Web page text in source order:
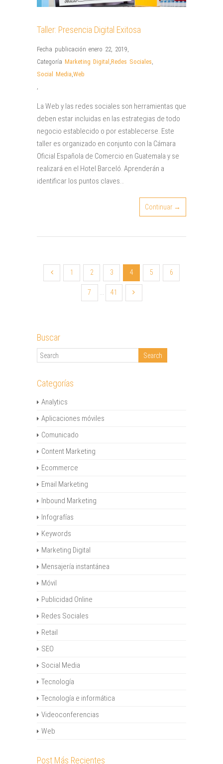
Taller: Presencia Digital Exitosa
Fecha publicación enero 22, 2019,
Categoría Marketing Digital ,Redes Sociales,
Social Media,Web
,
La Web y las redes sociales son herramientas que
deben estar incluidas en las estrategias de todo
negocio establecido o por establecerse. Este
taller es organizado en conjunto con la Cámara
Oficial Española de Comercio en Guatemala y se
realizará en el Hotel Barceló. Aprenderán a
identificar los puntos claves…
Continuar →
1 2 3 4 5 6
7 ... 41
Buscar
Categorías
Analytics
Aplicaciones móviles
Comunicado
Content Marketing
Ecommerce
Email Marketing
Inbound Marketing
Infografías
Keywords
Marketing Digital
Mensajería instantánea
Móvil
Publicidad Online
Redes Sociales
Retail
SEO
Social Media
Tecnología
Tecnología e informática
Videoconferencias
Web
Post Más Recientes